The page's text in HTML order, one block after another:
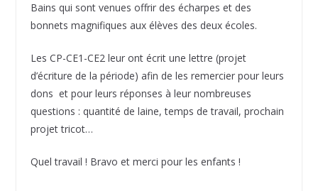
Bains qui sont venues offrir des écharpes et des
bonnets magnifiques aux élèves des deux écoles.
Les CP-CE1-CE2 leur ont écrit une lettre (projet
d’écriture de la période) afin de les remercier pour leurs
dons et pour leurs réponses à leur nombreuses
questions : quantité de laine, temps de travail, prochain
projet tricot…
Quel travail ! Bravo et merci pour les enfants !